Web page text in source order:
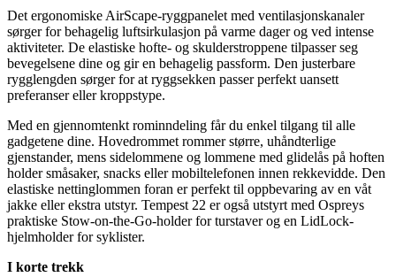
Det ergonomiske AirScape-ryggpanelet med ventilasjonskanaler
sørger for behagelig luftsirkulasjon på varme dager og ved intense
aktiviteter. De elastiske hofte- og skulderstroppene tilpasser seg
bevegelsene dine og gir en behagelig passform. Den justerbare
rygglengden sørger for at ryggsekken passerperfekt uansett
preferanser eller kroppstype.
Med en gjennomtenkt rominndeling får du enkel tilgang til alle
gadgetene dine. Hovedrommet rommer større, uhåndterlige
gjenstander, mens sidelommene og lommene med glidelås på hoften
holder småsaker, snacks eller mobiltelefonen innen rekkevidde. Den
elastiske nettinglommen foran erperfekt til oppbevaring av en våt
jakke eller ekstra utstyr. Tempest 22 er også utstyrt med Ospreys
praktiske Stow-on-the-Go-holder for turstaver og en LidLock-
hjelmholder for syklister.
I korte trekk